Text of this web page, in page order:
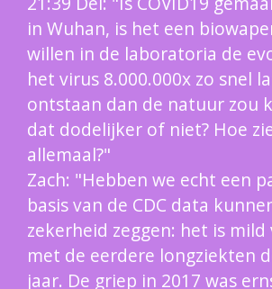
in Wuhan, is het een
willen in de laboratoria de
het virus 8.000.000x zo snel
ontstaan dan de natuur zou
dat dodelijker of niet? Hoe
allemaal?"
Zach: "Hebben we echt een
basis van de CDC data
zekerheid zeggen: het is mild
met de eerdere longziekten
jaar. De griep in 2017 was